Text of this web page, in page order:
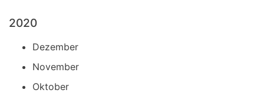
2020
Dezember
November
Oktober